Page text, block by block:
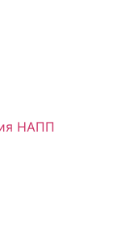
НАПП